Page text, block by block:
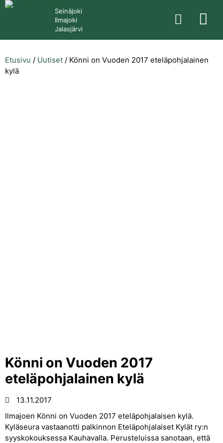
Seinäjoki
Ilmajoki
Jalasjärvi
Etusivu / Uutiset / Könni on Vuoden 2017 eteläpohjalainen
kylä
Könni on Vuoden 2017
eteläpohjalainen kylä
13.11.2017
Ilmajoen Könni on Vuoden 2017 eteläpohjalaisen kylä.
Kyläseura vastaanotti palkinnon Eteläpohjalaiset Kylät ry:n
syyskokouksessa Kauhavalla. Perusteluissa sanotaan, että